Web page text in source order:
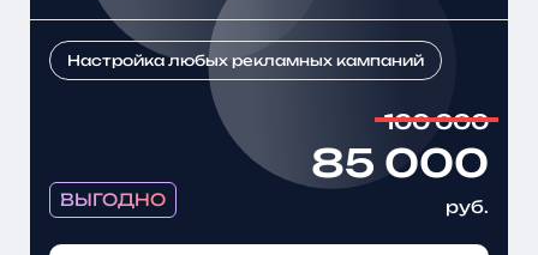
Настройка любых рекламных кампаний
100 000
85 000
ВЫГОДНО руб.